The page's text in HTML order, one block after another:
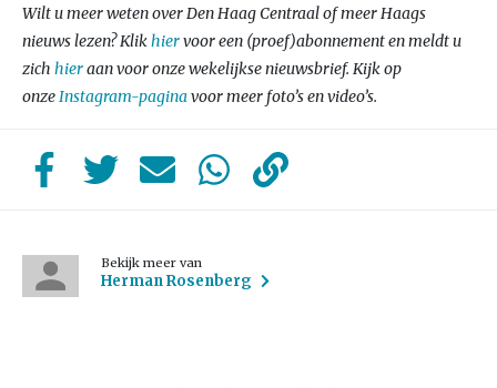
Wilt u meer weten over Den Haag Centraal of meer Haags
nieuws lezen? Klikhiervoor een (proef)abonnement en meldt u
zich hieraan voor onze wekelijkse nieuwsbrief. Kijk op
onzeInstagram-paginavoor meer foto’s en video’s.
Bekijk meer van
Herman Rosenberg